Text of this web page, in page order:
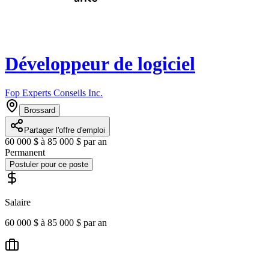
Développeur de logiciel
Fop Experts Conseils Inc.
Brossard
Partager l'offre d'emploi
60 000 $ à 85 000 $ par an
Permanent
Postuler pour ce poste
Salaire
60 000 $ à 85 000 $ par an